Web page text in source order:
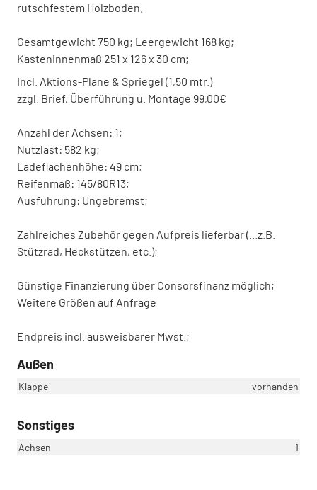
rutschfestem Holzboden.
Gesamtgewicht 750 kg; Leergewicht 168 kg;
Kasteninnenmaß 251 x 126 x 30 cm;
Incl. Aktions-Plane & Spriegel (1,50 mtr.)
zzgl. Brief, Überführung u. Montage 99,00€
Anzahl der Achsen: 1;
Nutzlast: 582 kg;
Ladeflachenhöhe: 49 cm;
Reifenmaß: 145/80R13;
Ausfuhrung: Ungebremst;
Zahlreiches Zubehör gegen Aufpreis lieferbar (...z.B.
Stützrad, Heckstützen, etc.);
Günstige Finanzierung über Consorsfinanz möglich;
Weitere Größen auf Anfrage
Endpreis incl. ausweisbarer Mwst.;
Außen
Klappe vorhanden
Sonstiges
Achsen 1